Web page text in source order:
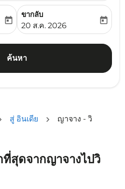
date-aria-label
today
ขากลับ
fc-booking-return-date-
20 ส.ค. 2026
today
ค้นหา
สู่ อินเดีย
ญาจาง - วิ
สุดจากญาจางไปวิ
คุณ (ต้นทางและ/หรือปลายทาง) หรื